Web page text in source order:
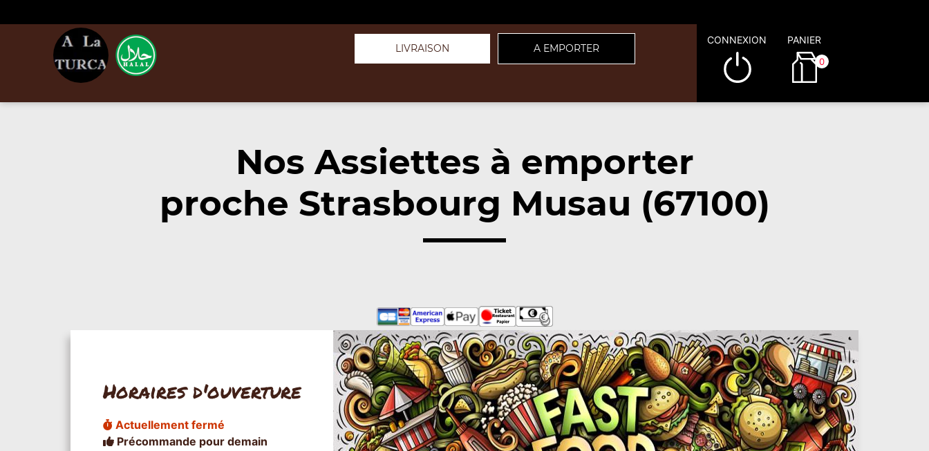
LIVRAISON A EMPORTER
CONNEXION PANIER
0
Nos Assiettes à emporter
proche Strasbourg Musau (67100)
Horaires d'ouverture
Actuellement fermé
Précommande pour demain